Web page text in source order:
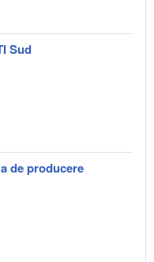
Sud
de producere